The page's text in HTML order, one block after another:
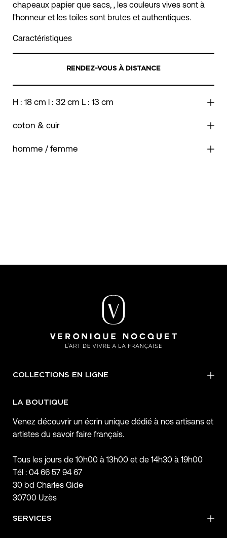
chapeaux papier que sacs, , les couleurs vives sont à
l'honneur et les toiles sont brutes et authentiques.
Caractéristiques
RENDEZ-VOUS À DISTANCE
H : 18 cm l : 32 cm L : 13 cm
coton & cuir
homme / femme
COLLECTIONS EN LIGNE
LA BOUTIQUE
Venez découvrir un écrin unique dédié à nos artisans et
artistes du savoir faire français.
Tous les jours de 10h00 à 13h00 et de 14h30 à 19h00
Tél : 04 66 57 94 67
30 bd Charles Gide
30700 Uzès
SERVICES